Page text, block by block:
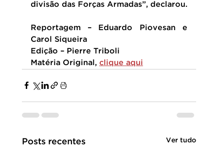
divisão das Forças Armadas”, declarou.
Reportagem – Eduardo Piovesan e
Carol Siqueira
Edição – Pierre Triboli
Matéria Original, clique aqui
Posts recentes Ver tudo